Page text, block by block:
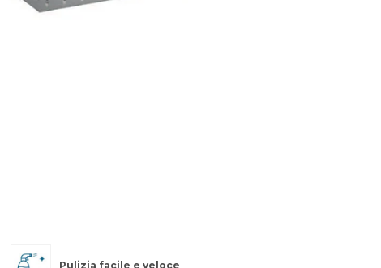
Pulizia facile e veloce